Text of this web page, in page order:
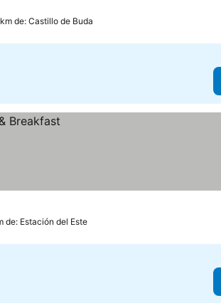
de: Castillo de Buda
de: Estación del Este